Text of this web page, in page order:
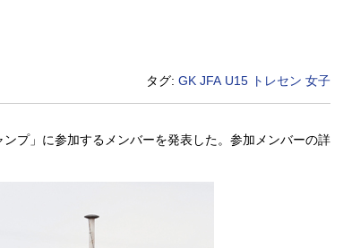
タグ: GK JFA U15 トレセン 女子
プ」に参加するメンバーを発表した。参加メンバーの詳